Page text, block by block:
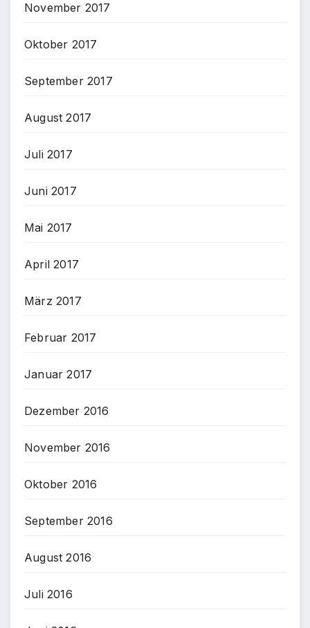
November 2017
Oktober 2017
September 2017
August 2017
Juli 2017
Juni 2017
Mai 2017
April 2017
März 2017
Februar 2017
Januar 2017
Dezember 2016
November 2016
Oktober 2016
September 2016
August 2016
Juli 2016